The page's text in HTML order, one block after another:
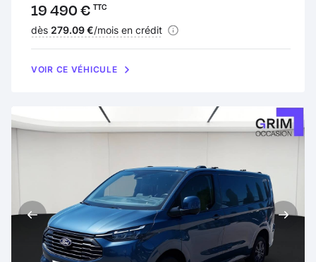
Prix :
19 490 € TTC
Financement :
dès 279.09 €/mois en crédit
VOIR CE VÉHICULE